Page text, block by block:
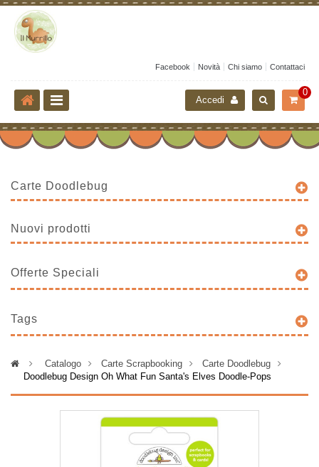
Facebook Novità Chi siamo Contattaci
0
Accedi
Carte Doodlebug
Nuovi prodotti
Offerte Speciali
Tags
> Catalogo > Carte Scrapbooking >
Carte Doodlebug
Doodlebug Design Oh What Fun Santa's Elves Doodle-Pops